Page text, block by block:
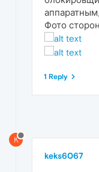
Фото
1 Reply
K
keks6067